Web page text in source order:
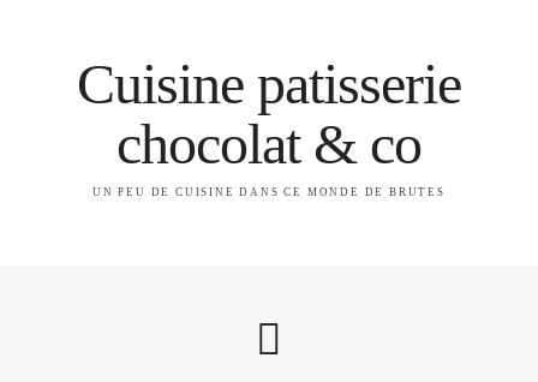
Cuisine patisserie
chocolat & co
UN PEU DE CUISINE DANS CE MONDE DE BRUTES